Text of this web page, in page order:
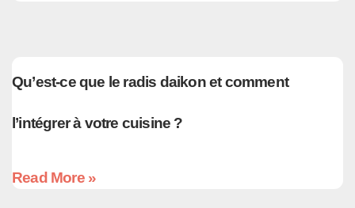
Qu’est-ce que le radis daikon et comment
l’intégrer à votre cuisine ?
Read More »